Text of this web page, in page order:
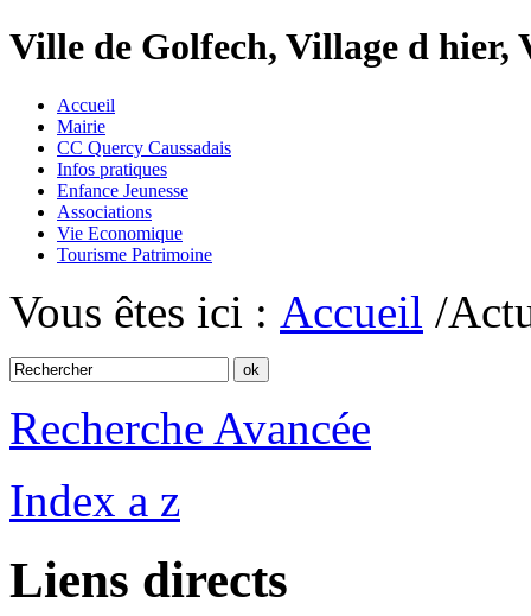
Ville de Golfech, Village d
Accueil
Mairie
CC Quercy Caussadais
Infos pratiques
Enfance Jeunesse
Associations
Vie Economique
Tourisme Patrimoine
Vous êtes ici : Accueil /
Recherche Avancée
Index a z
Liens directs